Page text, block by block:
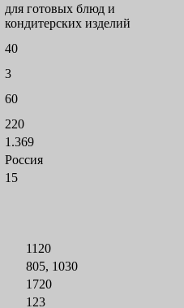
для готовых блюд и
кондитерских изделий
40
3
60
220
1.369
Россия
15
1120
805, 1030
1720
123